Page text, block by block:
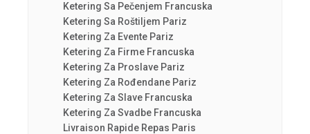
Ketering Sa Pečenjem Francuska
Ketering Sa Roštiljem Pariz
Ketering Za Evente Pariz
Ketering Za Firme Francuska
Ketering Za Proslave Pariz
Ketering Za Rođendane Pariz
Ketering Za Slave Francuska
Ketering Za Svadbe Francuska
Livraison Rapide Repas Paris